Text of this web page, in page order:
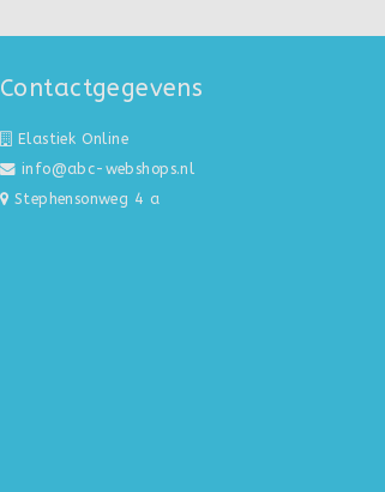
Contactgegevens
Elastiek Online
info@abc-webshops.nl
Stephensonweg 4 a